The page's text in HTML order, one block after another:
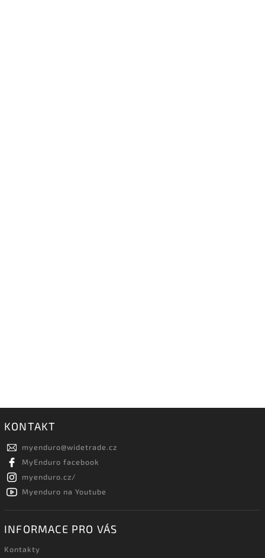
KONTAKT
myenduro@widetrade.cz
MyEnduro facebook
myenduro.cz/
Myenduro na Youtube
INFORMACE PRO VÁS
Kontakty